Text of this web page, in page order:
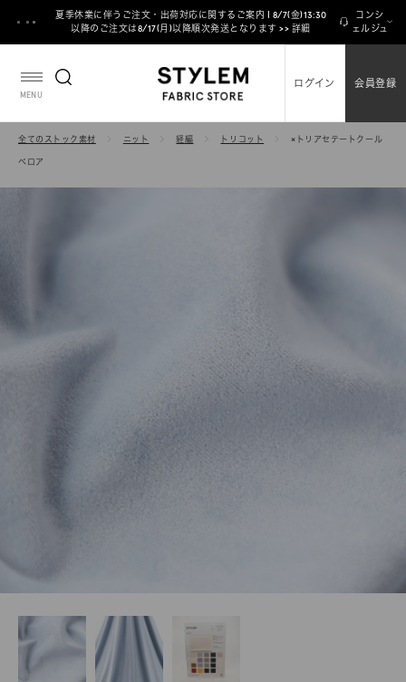
る
夏季休業に伴うご注文・出荷対応に関するご案内 | 8/7(金)13:30
以降のご注文は8/17(月)以降順次発送となります >> 詳細
コンシ
ェルジュ
MENU
ログイン 会員登録
全てのストック素材 ニット 経編 トリコット ×トリアセテートクール
ベロア